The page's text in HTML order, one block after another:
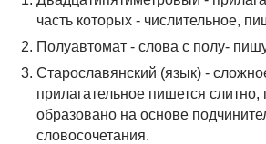
часть которых - числительное,
Полуавтомат - слова с полу-
Старославянский (язык) -
прилагательное пишется слитно,
образовано на основе
словосочетания.